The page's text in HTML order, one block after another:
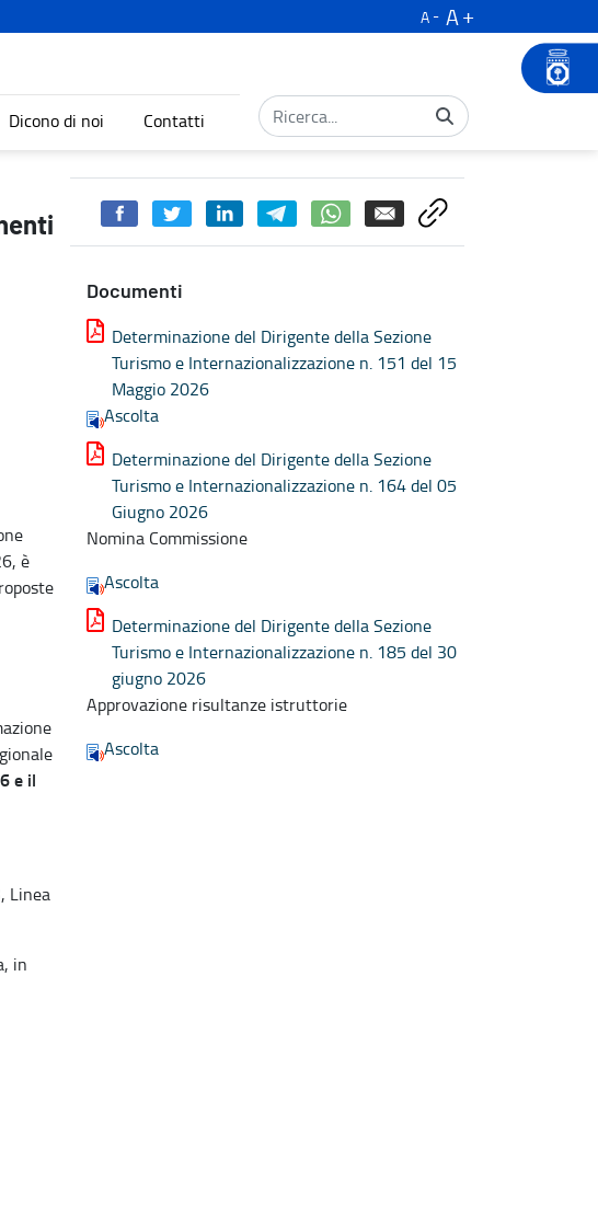
A
A
Dicono di noi Contatti
alla rete regionale anno 2026 - Turismo
è
e il
Linea
in
Documenti
Determinazione del Dirigente della Sezione
Turismo e Internazionalizzazione n. 151 del 15
Maggio 2026
Ascolta
Determinazione del Dirigente della Sezione
Turismo e Internazionalizzazione n. 164 del 05
Giugno 2026
Nomina Commissione
Ascolta
Determinazione del Dirigente della Sezione
Turismo e Internazionalizzazione n. 185 del 30
giugno 2026
Approvazione risultanze istruttorie
Ascolta